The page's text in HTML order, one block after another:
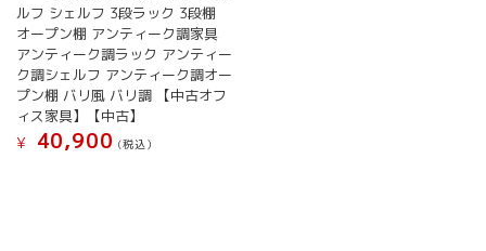
ルフ シェルフ 3段ラック 3段棚
オープン棚 アンティーク調家具
アンティーク調ラック アンティー
ク調シェルフ アンティーク調オー
プン棚 バリ風 バリ調 【中古オフ
ィス家具】【中古】
¥
40,900 (税込）